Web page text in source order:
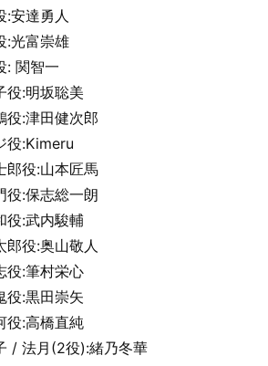
:安達勇人
:光富崇雄
: 関智一
役:明坂聡美
役:津田健次郎
役:Kimeru
郎役:山本匠馬
役:保志総一朗
役:武内駿輔
郎役:奥山敬人
役:筆村栄心
役:黒田崇矢
役:高橋直純
/ 法月(2役):緒乃冬華